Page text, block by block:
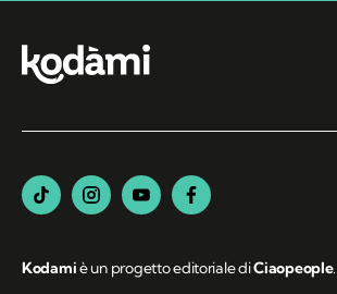
Kodamiè un progetto editoriale diCiaopeople.